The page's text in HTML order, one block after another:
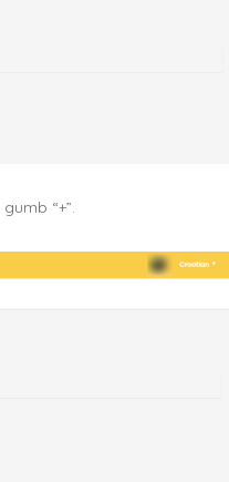
“+”.